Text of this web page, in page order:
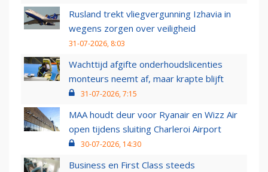
Rusland trekt vliegvergunning Izhavia in
wegens zorgen over veiligheid
31-07-2026, 8:03
Wachttijd afgifte onderhoudslicenties
monteurs neemt af, maar krapte blijft
31-07-2026, 7:15
MAA houdt deur voor Ryanair en Wizz Air
open tijdens sluiting Charleroi Airport
30-07-2026, 14:30
Business en First Class steeds